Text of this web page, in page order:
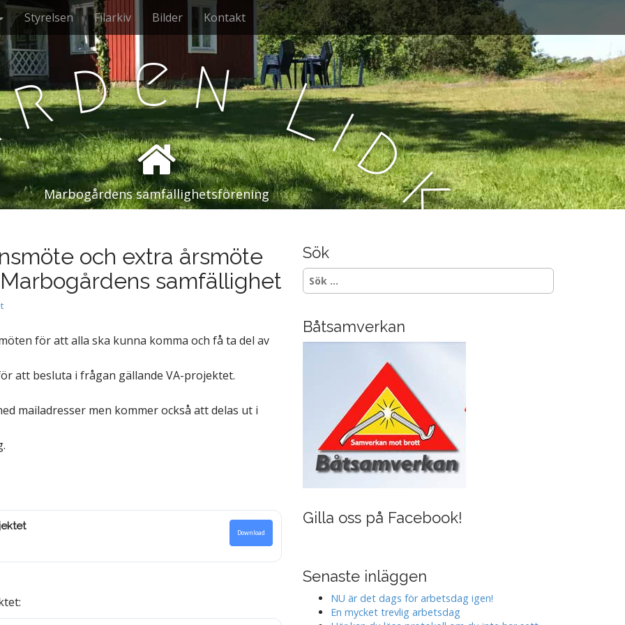
Styrelsen Filarkiv Bilder Kontakt
rd e n Li
dk
p
Marbogårdens samfällighetsförening
och extra årsmöte
samfällighet
för att alla ska kunna komma och få ta del av
att besluta i frågan gällande VA-projektet.
mailadresser men kommer också att delas ut i
Download
Sök
Sök
efter:
Båtsamverkan
Gilla oss på Facebook!
Senaste inläggen
NU är det dags för arbetsdag igen!
En mycket trevlig arbetsdag